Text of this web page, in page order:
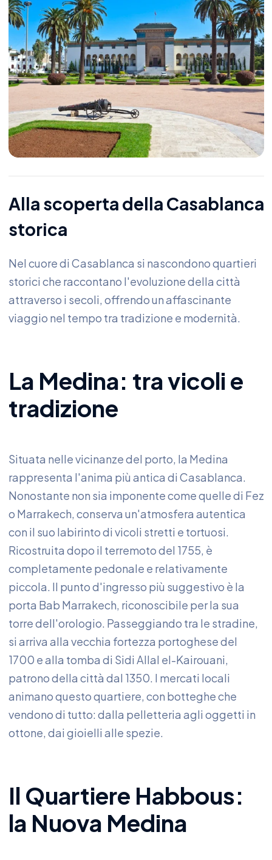
Alla scoperta della Casablanca
storica
Nel cuore di Casablanca si nascondono quartieri
storici che raccontano l'evoluzione della città
attraverso i secoli, offrendo un affascinante
viaggio nel tempo tra tradizione e modernità.
La Medina: tra vicoli e
tradizione
Situata nelle vicinanze del porto, la Medina
rappresenta l'anima più antica di Casablanca.
Nonostante non sia imponente come quelle di Fez
o Marrakech, conserva un'atmosfera autentica
con il suo labirinto di vicoli stretti e tortuosi.
Ricostruita dopo il terremoto del 1755, è
completamente pedonale e relativamente
piccola. Il punto d'ingresso più suggestivo è la
porta Bab Marrakech, riconoscibile per la sua
torre dell'orologio. Passeggiando tra le stradine,
si arriva alla vecchia fortezza portoghese del
1700 e alla tomba di Sidi Allal el-Kairouani,
patrono della città dal 1350. I mercati locali
animano questo quartiere, con botteghe che
vendono di tutto: dalla pelletteria agli oggetti in
ottone, dai gioielli alle spezie.
Il Quartiere Habbous:
la Nuova Medina